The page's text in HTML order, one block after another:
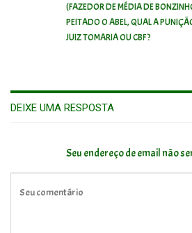
(FAZEDOR DE MÉDIA DE
PEITADO O ABEL, QUAL A
JUIZ TOMARIA OU CBF ?
DEIXE UMA RESPOSTA
Seu endereço de email não